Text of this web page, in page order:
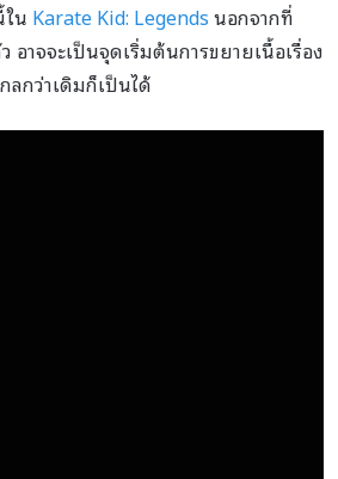
น Karate Kid: Legendsนอกจากที่
อาจจะเป็นจุดเริ่มต้นการขยายเนื้อเรื่อง
ลกว่าเดิมก็เป็นได้